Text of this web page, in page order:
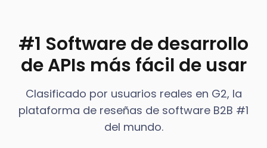
#1 Software de desarrollo
de APIs más fácil de usar
Clasificado por usuarios reales en G2, la
plataforma de reseñas de software B2B #1
del mundo.